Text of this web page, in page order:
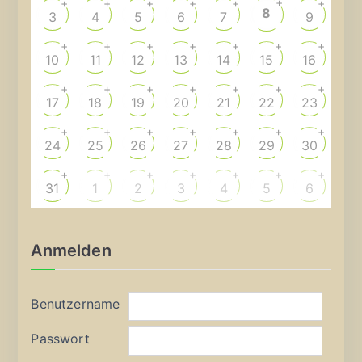
3
+
4
+
5
+
6
+
7
+
8 9
+
10
+
11
+
12
+
13
+
14
+
15
+
16
+
17
+
18
+
19
+
20
+
21
+
22
+
23
+
24
+
25
+
26
+
27
+
28
+
29
+
30
+
31
+
1
+
2
+
3
+
4
+
5
+
6
+
Anmelden
Benutzername
Passwort